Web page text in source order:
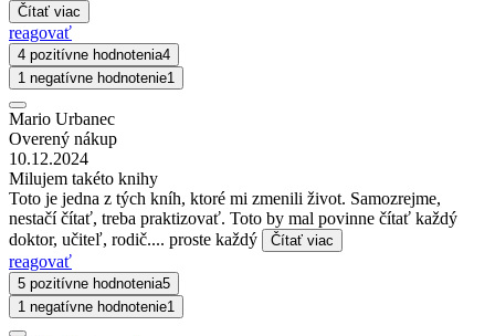
Čítať viac
reagovať
4 pozitívne hodnotenia4
1 negatívne hodnotenie1
Mario Urbanec
Overený nákup
10.12.2024
Milujem takéto knihy
Toto je jedna z tých kníh, ktoré mi zmenili život. Samozrejme,
nestačí čítať, treba praktizovať. Toto by mal povinne čítať každý
doktor, učiteľ, rodič.... proste každý
Čítať viac
reagovať
5 pozitívne hodnotenia5
1 negatívne hodnotenie1